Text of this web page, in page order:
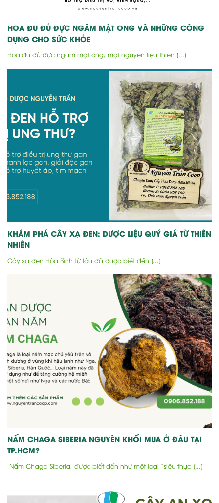
HOA ĐU ĐỦ ĐỰC NGÂM MẬT ONG VÀ NHỮNG CÔNG
DỤNG CHO SỨC KHỎE
Hoa đu đủ đực ngâm mật ong, một nguyên liệu thiên [...]
KHÁM PHÁ CÂY XẠ ĐEN: DƯỢC LIỆU QUÝ GIÁ TỪ THIÊN
NHIÊN
Cây xạ đen Hòa Bình từ lâu đã được biết đến [...]
NẤM CHAGA SIBERIA NGUYÊN KHỐI MUA Ở ĐÂU TẠI
TP.HCM?
Nấm Chaga Siberia, được biết đến như một loại “siêu thực [...]